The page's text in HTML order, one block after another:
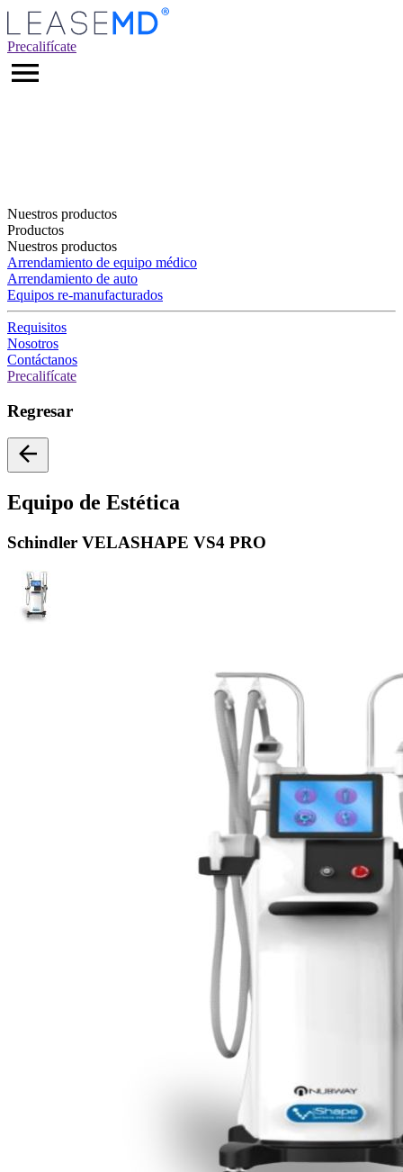
Precalifícate
Nuestros productos
Productos
Nuestros productos
Arrendamiento de equipo médico
Arrendamiento de auto
Equipos re-manufacturados
Requisitos
Nosotros
Contáctanos
Precalifícate
Regresar
Equipo de Estética
Schindler VELASHAPE VS4 PRO